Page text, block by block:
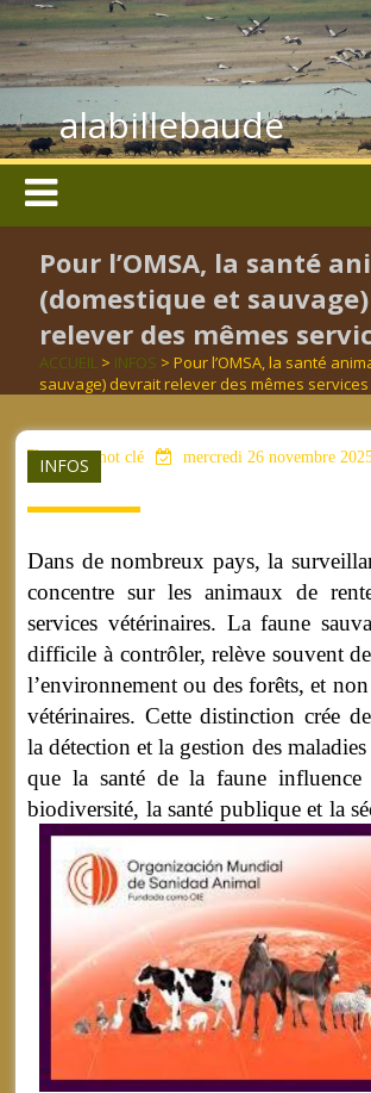
alabillebaude
Pour l’OMSA, la santé
(domestique et
relever des mêmes
ACCUEIL > INFOS > Pour l’OMSA, la santé
sauvage) devrait relever des mêmes services
INFOS
aucun mot clé mercredi 26 novembre
Dans de nombreux pays, la
concentre sur les animaux de
services vétérinaires. La faune
difficile à contrôler, relève souvent
l’environnement ou des forêts, et non
vétérinaires. Cette distinction crée
la détection et la gestion des
que la santé de la faune influence
biodiversité, la santé publique et la